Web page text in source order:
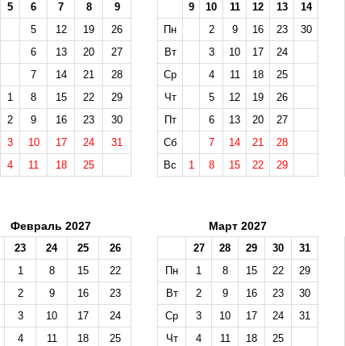
5 6 7 8
9
5 12 19
26
6 13 20
27
7 14 21
28
1 8 15 22
29
2 9 16 23
30
3 10 17 24
31
4 11 18 25
9 10 11 12 13
14
Пн
2 9 16 23
30
Вт
3 10 17
24
Ср
4 11 18
25
Чт
5 12 19
26
Пт
6 13 20
27
Сб
7 14 21
28
Вс
1 8 15 22 29
Февраль 2027
23 24 25
26
1 8 15
22
2 9 16
23
3 10 17
24
4 11 18
25
Март 2027
27 28 29 30
31
Пн
1 8 15 22
29
Вт
2 9 16 23
30
Ср
3 10 17 24
31
Чт
4 11 18
25